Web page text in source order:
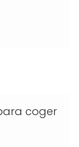
coger